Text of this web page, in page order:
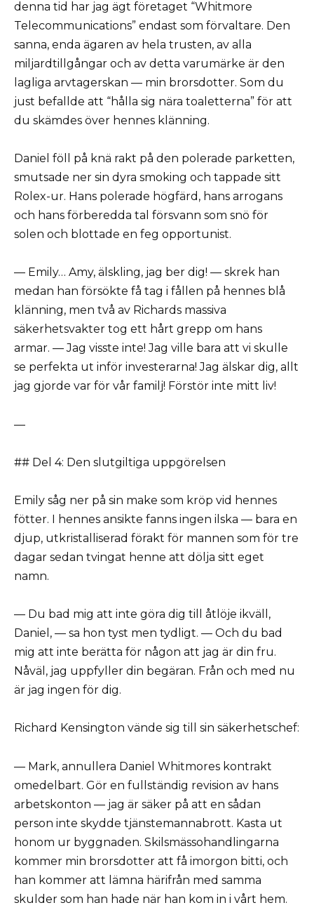
denna tid har jag ägt företaget “Whitmore
Telecommunications” endast som förvaltare. Den
sanna, enda ägaren av hela trusten, av alla
miljardtillgångar och av detta varumärke är den
lagliga arvtagerskan — min brorsdotter. Som du
just befallde att “hålla sig nära toaletterna” för att
du skämdes över hennes klänning.
Daniel föll på knä rakt på den polerade parketten,
smutsade ner sin dyra smoking och tappade sitt
Rolex-ur. Hans polerade högfärd, hans arrogans
och hans förberedda tal försvann som snö för
solen och blottade en feg opportunist.
— Emily… Amy, älskling, jag ber dig! — skrek han
medan han försökte få tag i fållen på hennes blå
klänning, men två av Richards massiva
säkerhetsvakter tog ett hårt grepp om hans
armar. — Jag visste inte! Jag ville bara att vi skulle
se perfekta ut inför investerarna! Jag älskar dig, allt
jag gjorde var för vår familj! Förstör inte mitt liv!
—
## Del 4: Den slutgiltiga uppgörelsen
Emily såg ner på sin make som kröp vid hennes
fötter. I hennes ansikte fanns ingen ilska — bara en
djup, utkristalliserad förakt för mannen som för tre
dagar sedan tvingat henne att dölja sitt eget
namn.
— Du bad mig att inte göra dig till åtlöje ikväll,
Daniel, — sa hon tyst men tydligt. — Och du bad
mig att inte berätta för någon att jag är din fru.
Nåväl, jag uppfyller din begäran. Från och med nu
är jag ingen för dig.
Richard Kensington vände sig till sin säkerhetschef:
— Mark, annullera Daniel Whitmores kontrakt
omedelbart. Gör en fullständig revision av hans
arbetskonton — jag är säker på att en sådan
person inte skydde tjänstemannabrott. Kasta ut
honom ur byggnaden. Skilsmässohandlingarna
kommer min brorsdotter att få imorgon bitti, och
han kommer att lämna härifrån med samma
skulder som han hade när han kom in i vårt hem.